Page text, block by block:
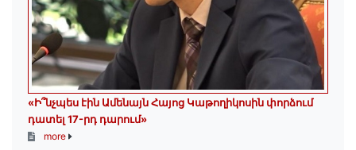
«Ի՞նչպես էին Ամենայն Հայոց Կաթողիկոսին փորձում
դատել 17-րդ դարում»
more